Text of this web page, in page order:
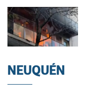
NEUQUÉN